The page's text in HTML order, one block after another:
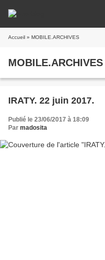
Accueil » MOBILE.ARCHIVES
MOBILE.ARCHIVES
IRATY. 22 juin 2017.
Publié le 23/06/2017 à 18:09
Par madosita